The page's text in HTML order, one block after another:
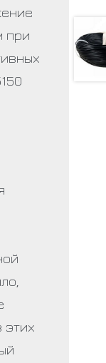
при
этих